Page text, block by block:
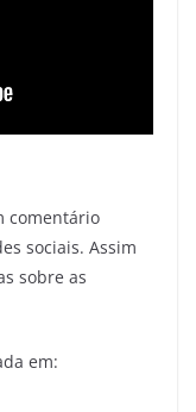
comentário
sociais. Assim
sobre as
em: